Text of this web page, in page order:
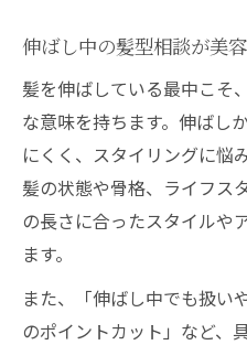
伸ばし中の髪型相談が美
髪を伸ばしている最中こそ
な意味を持ちます。伸ばし
にくく、スタイリングに悩
髪の状態や骨格、ライフス
の長さに合ったスタイルや
ます。
また、「伸ばし中でも扱い
のポイントカット」など、